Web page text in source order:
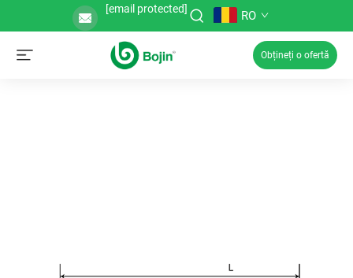
[email protected] RO
Obțineți o ofertă